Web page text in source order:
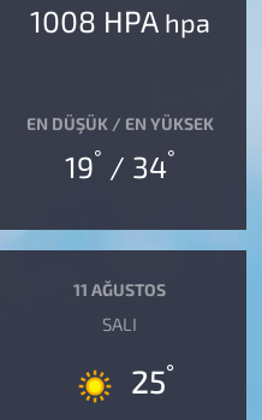
1008 HPA hpa
EN DÜŞÜK / EN YÜKSEK
19° / 34°
11 AĞUSTOS
SALI
25°